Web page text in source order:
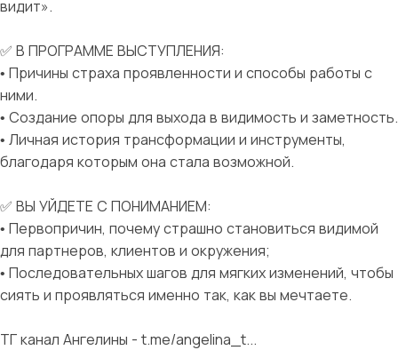
видит».
✅ В ПРОГРАММЕ ВЫСТУПЛЕНИЯ:
• Причины страха проявленности и способы работы с
ними.
• Создание опоры для выхода в видимость и заметность.
• Личная история трансформации и инструменты,
благодаря которым она стала возможной.
✅ ВЫ УЙДЕТЕ С ПОНИМАНИЕМ:
• Первопричин, почему страшно становиться видимой
для партнеров, клиентов и окружения;
• Последовательных шагов для мягких изменений, чтобы
сиять и проявляться именно так, как вы мечтаете.
ТГ канал Ангелины - t.me/angelina_t...